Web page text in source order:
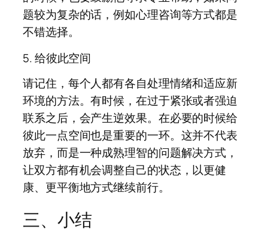
题较为复杂的话，例如心理咨询等方式都是
不错选择。
5. 给彼此空间
请记住，每个人都有各自处理情绪和适应新
环境的方法。有时候，在过于紧张或者强迫
联系之后，会产生逆效果。在必要的时候给
彼此一点空间也是重要的一环。这并不代表
放弃，而是一种成熟理智的问题解决方式，
让双方都有机会调整自己的状态，以更健
康、更平衡地方式继续前行。
三、小结